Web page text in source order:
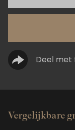
Deel met
Vergelijkbare